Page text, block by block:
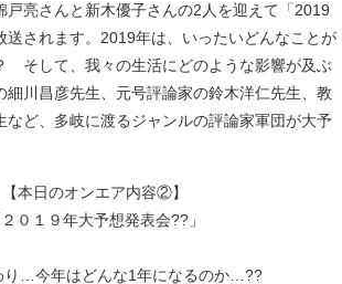
亮さんと新木優子さんの2人を迎えて「2019
送されます。2019年は、いったいどんなことが
そして、我々の生活にどのような影響が及ぶ
細川昌彦先生、元号評論家の鈴木洋仁先生、教
など、多岐に渡るジャンルの評論家軍団が大予
【本日のオンエア内容②】
２０１９年大予想発表会??」
り…今年はどんな1年になるのか…??